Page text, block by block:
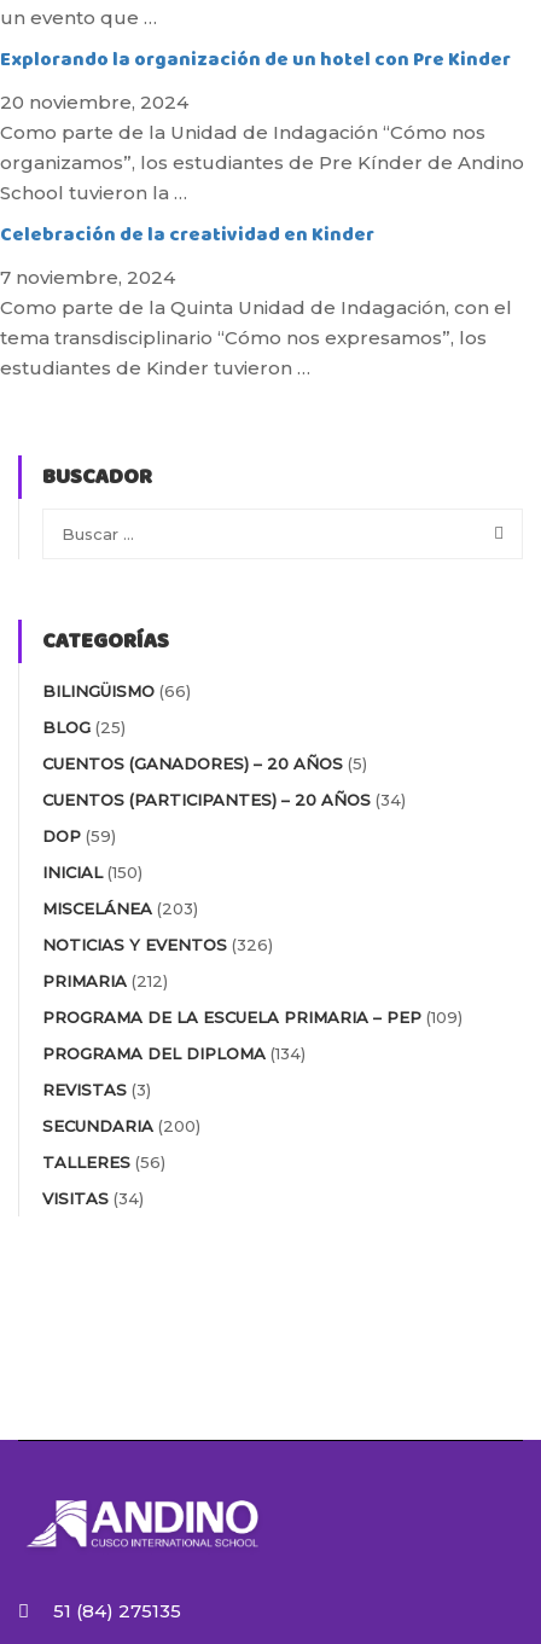
un evento que …
Explorando la organización de un hotel con Pre Kinder
20 noviembre, 2024
Como parte de la Unidad de Indagación “Cómo nos
organizamos”, los estudiantes de Pre Kínder de Andino
School tuvieron la …
Celebración de la creatividad en Kinder
7 noviembre, 2024
Como parte de la Quinta Unidad de Indagación, con el
tema transdisciplinario “Cómo nos expresamos”, los
estudiantes de Kinder tuvieron …
BUSCADOR
CATEGORÍAS
BILINGÜISMO (66)
BLOG (25)
CUENTOS (GANADORES) – 20 AÑOS (5)
CUENTOS (PARTICIPANTES) – 20 AÑOS (34)
DOP (59)
INICIAL(150)
MISCELÁNEA (203)
NOTICIAS Y EVENTOS (326)
PRIMARIA (212)
PROGRAMA DE LA ESCUELA PRIMARIA – PEP (109)
PROGRAMA DEL DIPLOMA (134)
REVISTAS (3)
SECUNDARIA (200)
TALLERES (56)
VISITAS (34)
51 (84) 275135